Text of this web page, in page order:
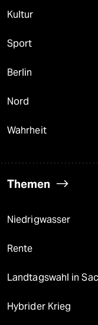
Kultur
Sport
Berlin
Nord
Wahrheit
Themen
Niedrigwasser
Rente
Landtagswahl in
Hybrider Krieg